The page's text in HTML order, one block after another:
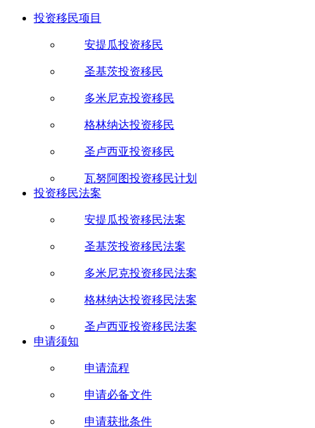
投资移民项目
安提瓜投资移民
圣基茨投资移民
多米尼克投资移民
格林纳达投资移民
圣卢西亚投资移民
瓦努阿图投资移民计划
投资移民法案
安提瓜投资移民法案
圣基茨投资移民法案
多米尼克投资移民法案
格林纳达投资移民法案
圣卢西亚投资移民法案
申请须知
申请流程
申请必备文件
申请获批条件